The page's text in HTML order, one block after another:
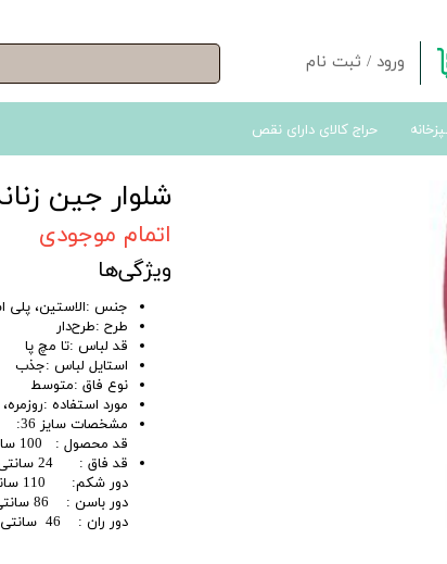
ورود / ثبت نام
تغییر گذر واژه
حراج کالای دارای نقص
شلوار جین
اتمام موجودی
ویژگی‌ها
جنس :الاستین، پلی
طرح :طرح‌دار
قد لباس :تا مچ پا
استایل لباس :جذب
نوع فاق :متوسط
مورد استفاده
مشخصات سایز 36:
قد محصول : 100 سانتی متر
قد فاق : 24 سانتی متر
دور شکم: 110 سانتی متر
دور باسن : 86 سانتی متر
دور ران : 46 سانتی متر